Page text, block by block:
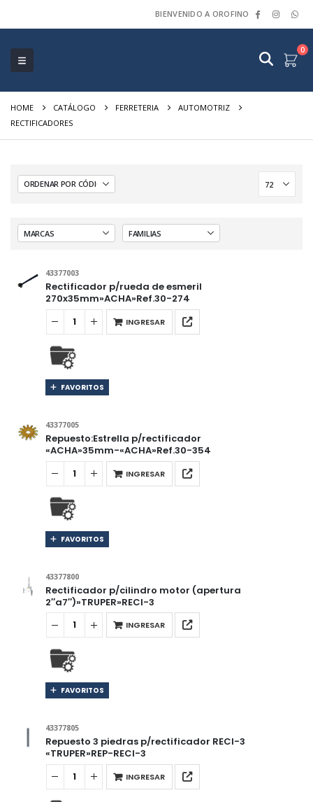
BIENVENIDO A OROFINO
0
HOME CATÁLOGO FERRETERIA
AUTOMOTRIZ
RECTIFICADORES
43377003
Rectificador p/rueda de esmeril
270x35mm»ACHA»Ref.30-274
INGRESAR
FAVORITOS
43377005
Repuesto:Estrella p/rectificador
«ACHA»35mm-«ACHA»Ref.30-354
INGRESAR
FAVORITOS
43377800
Rectificador p/cilindro motor (apertura
2″a7″)»TRUPER»RECI-3
INGRESAR
FAVORITOS
43377805
Repuesto 3 piedras p/rectificador RECI-3
«TRUPER»REP-RECI-3
INGRESAR